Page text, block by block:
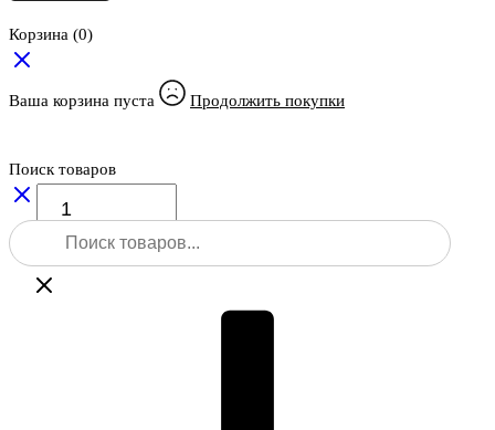
Количество
товара
Полевой
Leica
Корзина (0)
Ваша корзина пуста Продолжить покупки
Поиск товаров
Поиск
товаров